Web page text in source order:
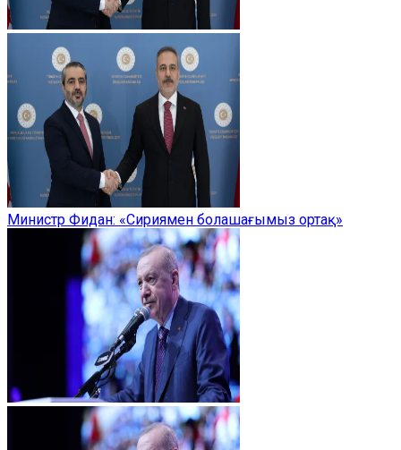
Министр Фидан: «Сириямен болашағымыз ортақ»